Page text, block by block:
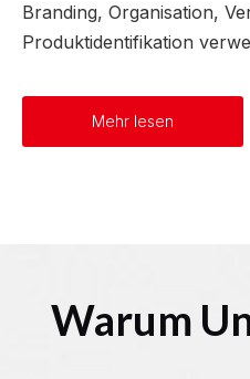
Branding, Organisation,
Produktidentifikation
Mehr lesen
Warum